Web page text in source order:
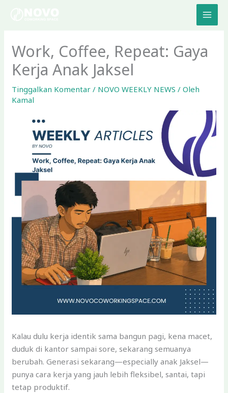
Work, Coffee, Repeat: Gaya
Kerja Anak Jaksel
Tinggalkan Komentar / NOVO WEEKLY NEWS / Oleh
Kamal
Kalau dulu kerja identik sama bangun pagi, kena macet,
duduk di kantor sampai sore, sekarang semuanya
berubah. Generasi sekarang—especially anak Jaksel—
punya cara kerja yang jauh lebih fleksibel, santai, tapi
tetap produktif.